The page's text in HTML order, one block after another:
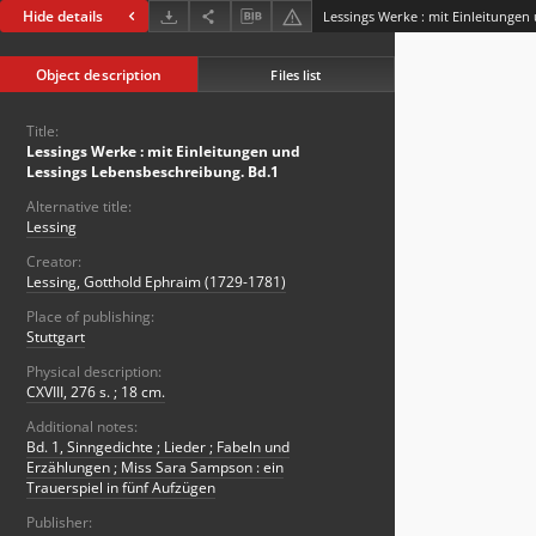
Hide details
Object description Files list
Title:
Lessings Werke : mit Einleitungen und
Lessings Lebensbeschreibung. Bd.1
Alternative title:
Lessing
Creator:
Lessing, Gotthold Ephraim (1729-1781)
Place of publishing:
Stuttgart
Physical description:
CXVIII, 276 s. ; 18 cm.
Additional notes:
Bd. 1, Sinngedichte ; Lieder ; Fabeln und
Erzählungen ; Miss Sara Sampson : ein
Trauerspiel in fünf Aufzügen
Publisher: